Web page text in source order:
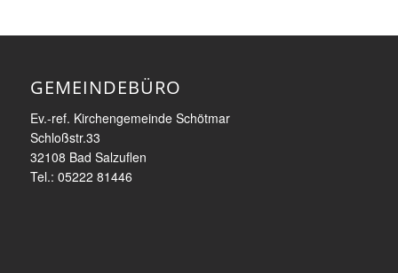
GEMEINDEBÜRO
Ev.-ref. Kirchengemeinde Schötmar
Schloßstr.33
32108 Bad Salzuflen
Tel.: 05222 81446